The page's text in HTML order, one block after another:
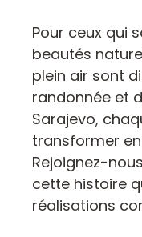
Pour ceux qui
beautés
plein air sont
randonnée et
Sarajevo,
transformer
Rejoignez-
cette histoire
réalisations